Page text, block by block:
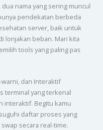
nama yang sering muncul
pendekatan berbeda
server, baik untuk
lonjakan beban. Mari kita
tools yang paling pas
warni, dan Interaktif
terminal yang terkenal
interaktif. Begitu kamu
daftar proses yang
secara real-time.